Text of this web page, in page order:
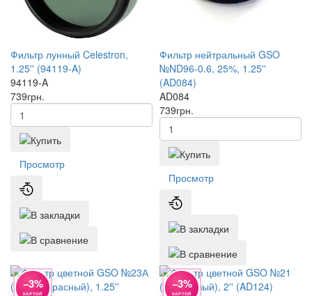
Фильтр лунный Celestron,
1.25'' (94119-A)
94119-A
739грн.
Просмотр
Фильтр нейтральный GSO
№ND96-0.6, 25%, 1.25''
(AD084)
AD084
739грн.
Просмотр
−3%
КАРТОЙ
−3%
КАРТОЙ